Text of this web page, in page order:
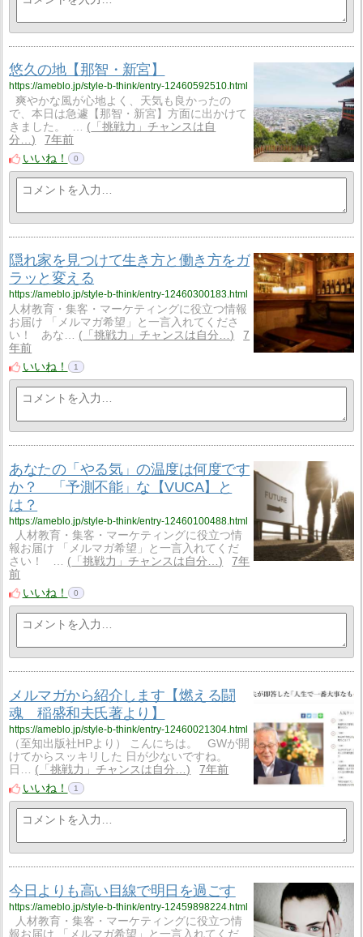
悠久の地【那智・新宮】
https://ameblo.jp/style-b-think/entry-12460592510.html
爽やかな風が心地よく、天気も良かったの
で、本日は急遽【那智・新宮】方面に出かけて
きました。 …
「挑戦力」チャンスは自
分…
7年前
いいね！
0
隠れ家を見つけて生き方と働き方をガ
ラッと変える
https://ameblo.jp/style-b-think/entry-12460300183.html
人材教育・集客・マーケティングに役立つ情報
お届け 「メルマガ希望」と一言入れてくださ
い！ あな…
「挑戦力」チャンスは自分…
7
年前
いいね！
1
あなたの「やる気」の温度は何度です
か？ 「予測不能」な【VUCA】と
は？
https://ameblo.jp/style-b-think/entry-12460100488.html
人材教育・集客・マーケティングに役立つ情
報お届け 「メルマガ希望」と一言入れてくだ
さい！ …
「挑戦力」チャンスは自分…
7年
前
いいね！
0
メルマガから紹介します【燃える闘
魂 稲盛和夫氏著より】
https://ameblo.jp/style-b-think/entry-12460021304.html
（至知出版社HPより） こんにちは。 GWが開
けてからスッキリした 日が少ないですね。
日…
「挑戦力」チャンスは自分…
7年前
いいね！
1
今日よりも高い目線で明日を過ごす
https://ameblo.jp/style-b-think/entry-12459898224.html
人材教育・集客・マーケティングに役立つ情
報お届け 「メルマガ希望」と一言入れてくだ